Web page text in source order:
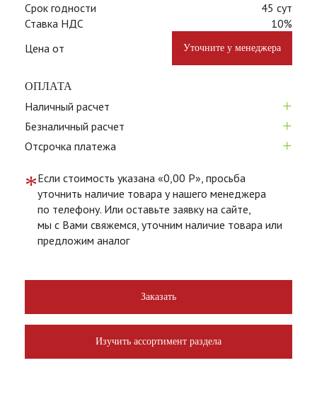
Срок годности
45 сут
Ставка НДС
10%
Цена от
Уточните у менеджера
ОПЛАТА
Наличный расчет +
Безналичный расчет +
Отсрочка платежа +
*Если стоимость указана «0,00 Р», просьба
уточнить наличие товара у нашего менеджера
по телефону. Или оставьте заявку на сайте,
мы с Вами свяжемся, уточним наличие товара или
предложим аналог
Заказать
Изучить ассортимент раздела